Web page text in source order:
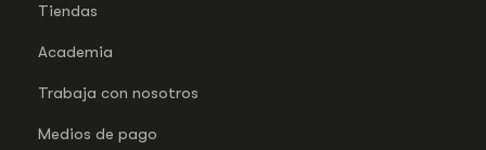
Tiendas
Academia
Trabaja con nosotros
Medios de pago